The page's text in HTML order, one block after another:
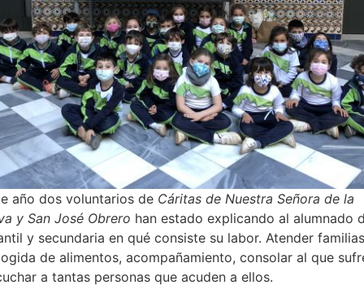
año dos voluntarios de Cáritas de Nuestra Señora de la
y San José Obrero han estado explicando al alumnado
y secundaria en qué consiste su labor. Atender
de alimentos, acompañamiento, consolar al que
a tantas personas que acuden a ellos.